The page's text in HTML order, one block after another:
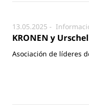
13.05.2025 -
KRONEN y
Asociación de líderes